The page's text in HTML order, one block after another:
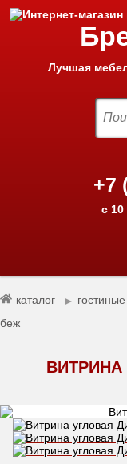
Лучшая
+7
с
каталог ► гостиные
беж